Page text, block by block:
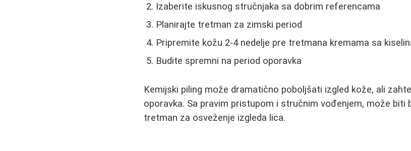
Izaberite iskusnog stručnjaka sa dobrim referencama
Planirajte tretman za zimski period
Pripremite kožu 2-4 nedelje pre tretmana kremama sa
Budite spremni na period oporavka
Kemijski piling može dramatično poboljšati izgled kože, ali
oporavka. Sa pravim pristupom i stručnim vođenjem, može biti
tretman za osveženje izgleda lica.